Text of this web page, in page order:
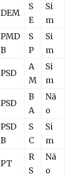
DEM
S
E
Si
m
PMD
B
S
P
Si
m
PSD
A
M
Si
m
PSD
B
A
Nã
o
PSD
B
S
C
Si
m
PT
R
S
Nã
o